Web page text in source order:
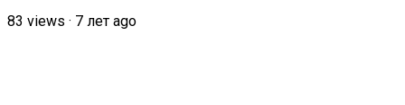
83 views · 7 лет ago